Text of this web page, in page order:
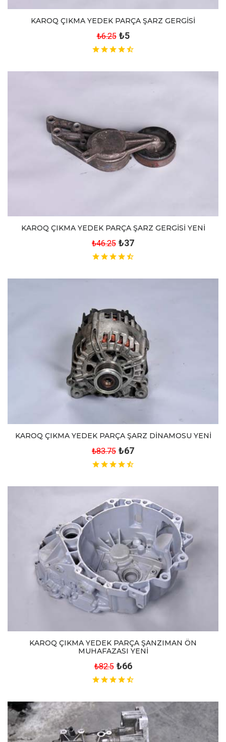
KAROQ ÇIKMA YEDEK PARÇA ŞARZ GERGİSİ
₺6.25 ₺5
KAROQ ÇIKMA YEDEK PARÇA ŞARZ GERGİSİ YENİ
₺46.25 ₺37
KAROQ ÇIKMA YEDEK PARÇA ŞARZ DİNAMOSU YENİ
₺83.75 ₺67
KAROQ ÇIKMA YEDEK PARÇA ŞANZIMAN ÖN
MUHAFAZASI YENİ
₺82.5 ₺66